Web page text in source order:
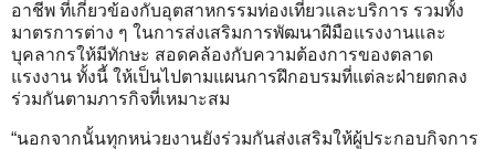
อาชีพ ที่เกี่ยวข้องกับอุตสาหกรรมท่องเที่ยวและบริการ รวมทั้ง
มาตรการต่าง ๆ ในการส่งเสริมการพัฒนาฝีมือแรงงานและ
บุคลากรให้มีทักษะ สอดคล้องกับความต้องการของตลาด
แรงงาน ทั้งนี้ ให้เป็นไปตามแผนการฝึกอบรมที่แต่ละฝ่ายตกลง
ร่วมกันตามภารกิจที่เหมาะสม
“นอกจากนั้นทุกหน่วยงานยังร่วมกันส่งเสริมให้ผู้ประกอบกิจการ